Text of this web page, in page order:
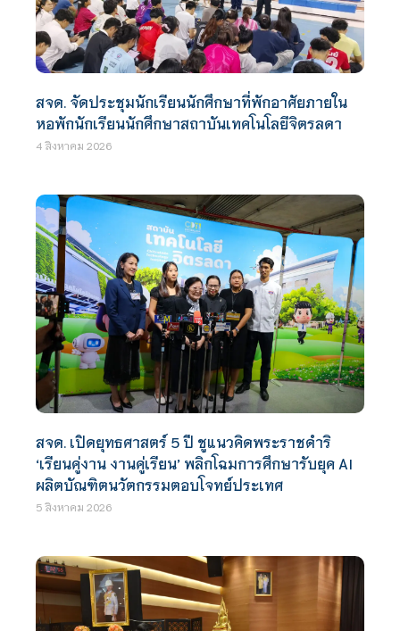
สจด. จัดประชุมนักเรียนนักศึกษาที่พักอาศัยภายใน
หอพักนักเรียนนักศึกษาสถาบันเทคโนโลยีจิตรลดา
4 สิงหาคม 2026
สจด. เปิดยุทธศาสตร์ 5 ปี ชูแนวคิดพระราชดำริ
‘เรียนคู่งาน งานคู่เรียน’ พลิกโฉมการศึกษารับยุค AI
ผลิตบัณฑิตนวัตกรรมตอบโจทย์ประเทศ
5 สิงหาคม 2026